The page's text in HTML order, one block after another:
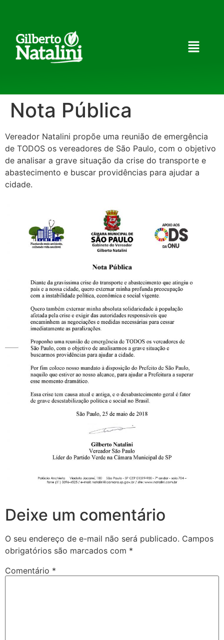
Nota Pública
Vereador Natalini propõe uma reunião de emergência
de TODOS os vereadores de São Paulo, com o objetivo
de analisar a grave situação da crise do transporte e
abastecimento e buscar providências para ajudar a
cidade.
Deixe um comentário
O seu endereço de e-mail não será publicado. Campos
obrigatórios são marcados com *
Comentário *